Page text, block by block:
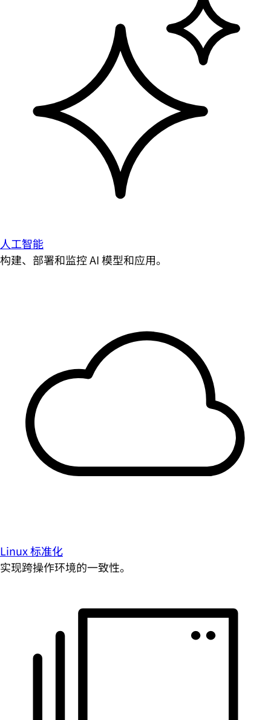
人工智能
构建、部署和监控 AI 模型和应用。
Linux 标准化
实现跨操作环境的一致性。